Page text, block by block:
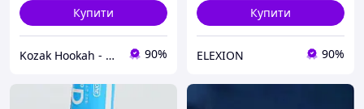
Купити
Kozak Hookah - Магазин техніки та аксесуарів 90%
Купити
ELEXION 90%